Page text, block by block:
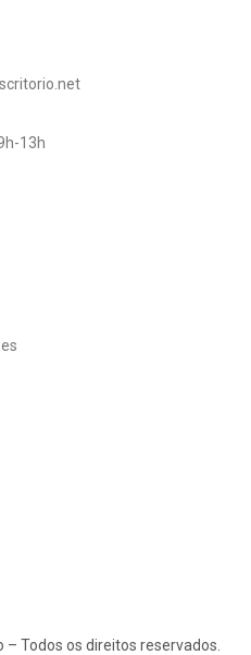
13h
Todos os direitos reservados.